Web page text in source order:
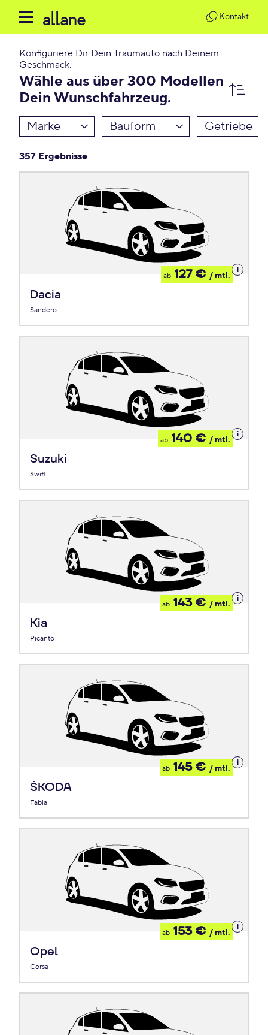
Kontakt
Konfiguriere Dir Dein Traumauto nach Deinem
Geschmack.
Wähle aus über 300 Modellen
Dein Wunschfahrzeug.
Marke Bauform Getriebe
357 Ergebnisse
Dacia
Sandero
ab 127 € / mtl.
Details
zum
Suzuki
Swift
ab 140 € / mtl.
Details
zum
Kia
Picanto
ab 143 € / mtl.
Details
zum
ŠKODA
Fabia
ab 145 € / mtl.
Details
zum
Opel
Corsa
ab 153 € / mtl.
Details
zum